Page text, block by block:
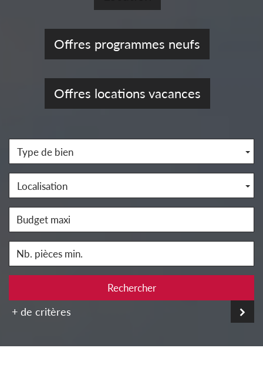
Offres programmes neufs
Offres locations vacances
Type de bien
Localisation
Rechercher
+ de critères